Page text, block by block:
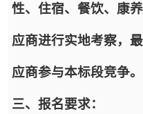
性、住宿、餐饮、康
应商进行实地考察，
应商参与本标段竞争。
三、报名要求：